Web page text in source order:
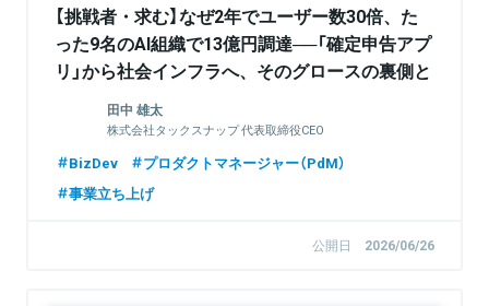
【挑戦者・求む】なぜ2年でユーザー数30倍、た
った9名のAI組織で13億円調達──「確定申告アプ
リ」から社会インフラへ、そのグロースの裏側と
は（特別イベントも同時企画！）
田中 雄太
株式会社タックスナップ 代表取締役CEO
BizDev
プロダクトマネージャー（PdM）
事業立ち上げ
公開日 2026/06/26